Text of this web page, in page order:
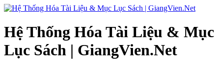
Hệ Thống Hóa Tài Liệu & Mục
Lục Sách | GiangVien.Net